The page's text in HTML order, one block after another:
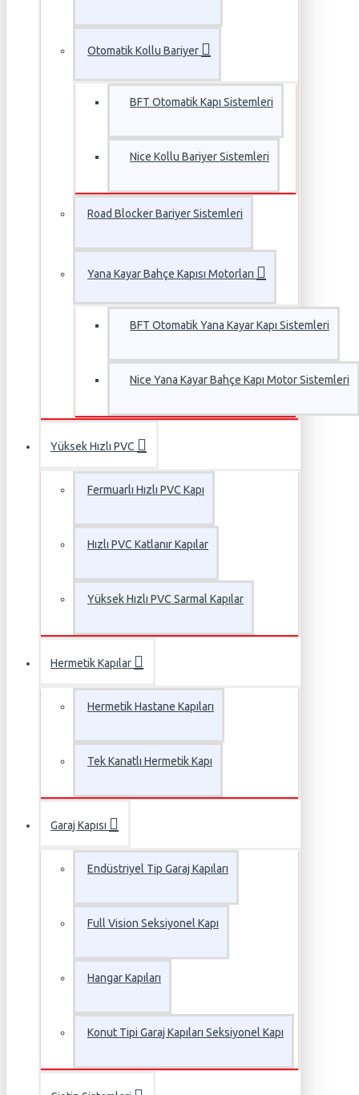
Otomatik Kollu Bariyer
BFT Otomatik Kapı Sistemleri
Nice Kollu Bariyer Sistemleri
Road Blocker Bariyer Sistemleri
Yana Kayar Bahçe Kapısı Motorları
BFT Otomatik Yana Kayar Kapı Sistemleri
Nice Yana Kayar Bahçe Kapı Motor Sistemleri
Yüksek Hızlı PVC
Fermuarlı Hızlı PVC Kapı
Hızlı PVC Katlanır Kapılar
Yüksek Hızlı PVC Sarmal Kapılar
Hermetik Kapılar
Hermetik Hastane Kapıları
Tek Kanatlı Hermetik Kapı
Garaj Kapısı
Endüstriyel Tip Garaj Kapıları
Full Vision Seksiyonel Kapı
Hangar Kapıları
Konut Tipi Garaj Kapıları Seksiyonel Kapı